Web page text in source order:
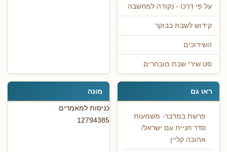
עַל פִּי דַרְכּוֹ - נקודה למחשבה
קידוש לשבת בבוקר
השידוכים
סט שירי שבת מובחרים
ראו גם
פרשת במדבר- משמעות
סדר חניית עם ישראל/
אהובה קליין
מונה
כניסות למאמרים
12794385